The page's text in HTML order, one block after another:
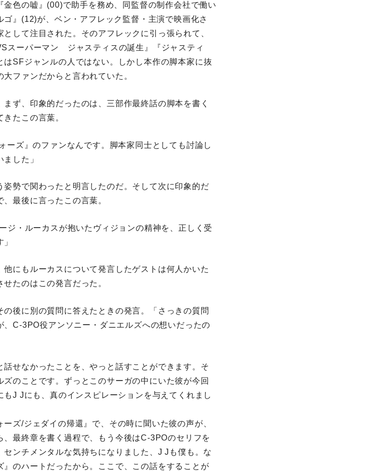
色の嘘』(00)で助手を務め、同監督の制作会社で働い
』(12)が、ベン・アフレック監督・主演で映画化さ
して注目された。そのアフレックに引っ張られて、
スーパーマン ジャスティスの誕生』『ジャスティ
SFジャンルの人ではない。しかし本作の脚本家に抜
ファンだからと言われていた。
ず、印象的だったのは、三部作最終話の脚本を書く
たこの言葉。
ーズ』のファンなんです。脚本家同士としても討論し
した」
勢で関わったと明言したのだ。そして次に印象的だ
最後に言ったこの言葉。
ジ・ルーカスが抱いたヴィジョンの精神を、正しく受
にもルーカスについて発言したゲストは何人かいた
たのはこの発言だった。
後に別の質問に答えたときの発言。「さっきの質問
C-3PO役アンソニー・ダニエルズへの想いだったの
話せなかったことを、やっと話すことができます。そ
のことです。ずっとこのサーガの中にいた彼が今回
J Jにも、真のインスピレーションを与えてくれまし
ズ/ジェダイの帰還』で、その時に聞いた彼の声が、
最終章を書く過程で、もう今後はC-3POのセリフを
ンチメンタルな気持ちになりました、J Jも僕も。な
のハートだったから。ここで、この話をすることが